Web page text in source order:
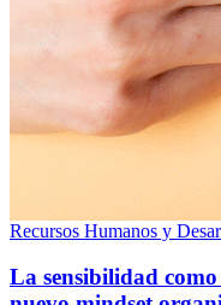
Recursos Humanos y
La sensibilidad